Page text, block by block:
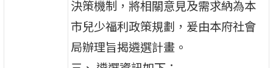
決策機制，將相關意見及需求納為本
市兒少福利政策規劃，爰由本府社會
局辦理旨揭遴選計畫。